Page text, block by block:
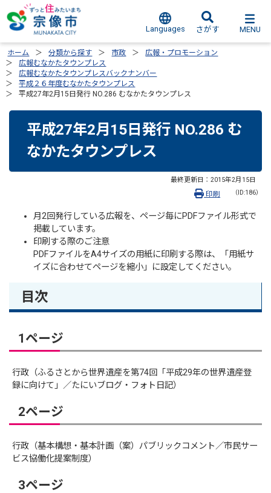
Languages さがす MENU
ホーム 分類から探す 市政
広報・プロモーション
広報むなかたタウンプレス
広報むなかたタウンプレスバックナンバー
平成２６年度むなかたタウンプレス
平成27年2月15日発行 NO.286 むなかたタウンプレス
平成27年2月15日発行 NO.286 む
なかたタウンプレス
最終更新日： 2015年2月15日
（ID:186）
印刷
月2回発行している広報を、ページ毎にPDFファイル形式で
掲載しています。
印刷する際のご注意
PDFファイルをA4サイズの用紙に印刷する際は、「用紙サ
イズに合わせてページを縮小」に設定してください。
目次
1ページ
行政（ふるさとから世界遺産を第74回「平成29年の世界遺産登
録に向けて」／たにいブログ・フォト日記）
2ページ
行政（基本構想・基本計画（案）パブリックコメント／市民サー
ビス協働化提案制度）
3ページ